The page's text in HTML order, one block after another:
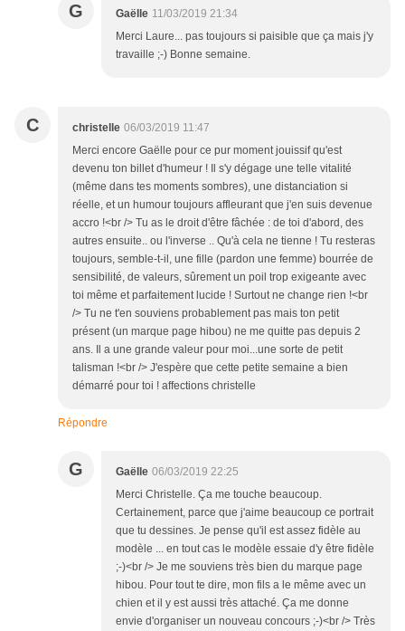
G Gaëlle 11/03/2019 21:34
Merci Laure... pas toujours si paisible que ça mais j'y
travaille ;-) Bonne semaine.
C christelle 06/03/2019 11:47
Merci encore Gaëlle pour ce pur moment jouissif qu'est
devenu ton billet d'humeur ! Il s'y dégage une telle vitalité
(même dans tes moments sombres), une distanciation si
réelle, et un humour toujours affleurant que j'en suis devenue
accro !<br /> Tu as le droit d'être fâchée : de toi d'abord, des
autres ensuite.. ou l'inverse .. Qu'à cela ne tienne ! Tu resteras
toujours, semble-t-il, une fille (pardon une femme) bourrée de
sensibilité, de valeurs, sûrement un poil trop exigeante avec
toi même et parfaitement lucide ! Surtout ne change rien !<br
/> Tu ne t'en souviens probablement pas mais ton petit
présent (un marque page hibou) ne me quitte pas depuis 2
ans. Il a une grande valeur pour moi...une sorte de petit
talisman !<br /> J'espère que cette petite semaine a bien
démarré pour toi ! affections christelle
Répondre
G Gaëlle 06/03/2019 22:25
Merci Christelle. Ça me touche beaucoup.
Certainement, parce que j'aime beaucoup ce portrait
que tu dessines. Je pense qu'il est assez fidèle au
modèle ... en tout cas le modèle essaie d'y être fidèle
;-)<br /> Je me souviens très bien du marque page
hibou. Pour tout te dire, mon fils a le même avec un
chien et il y est aussi très attaché. Ça me donne
envie d'organiser un nouveau concours ;-)<br /> Très